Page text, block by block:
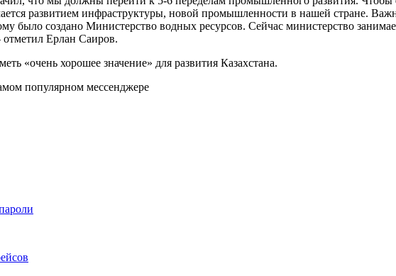
развитием инфраструктуры, новой промышленности в нашей стране.
было создано Министерство водных ресурсов. Сейчас министерство
Ерлан Саиров.
«очень хорошее значение» для развития Казахстана.
популярном мессенджере